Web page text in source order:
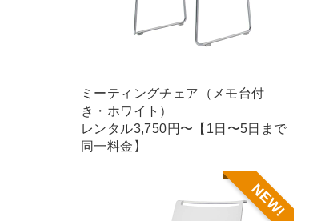
ミーティングチェア（メモ台付
き・ホワイト）
レンタル3,750円〜【1日〜5日まで
同一料金】
NEW!